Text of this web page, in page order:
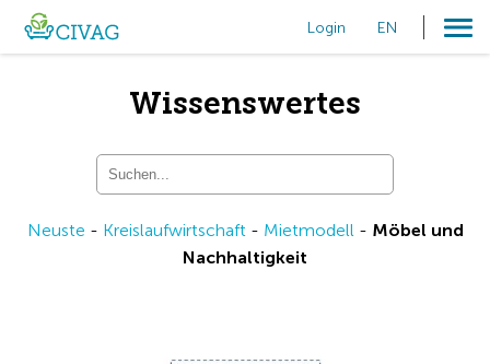
Login EN
Wissenswertes
Neuste - Kreislaufwirtschaft - Mietmodell - Möbel und
Nachhaltigkeit